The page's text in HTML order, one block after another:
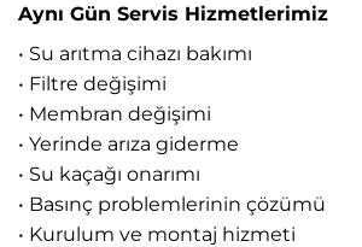
Aynı Gün Servis Hizmetlerimiz
• Su arıtma cihazı bakımı
• Filtre değişimi
• Membran değişimi
• Yerinde arıza giderme
• Su kaçağı onarımı
• Basınç problemlerinin çözümü
• Kurulum ve montaj hizmeti